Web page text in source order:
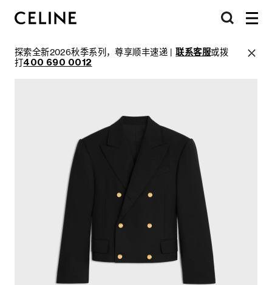
探索全新2026秋季系列，尊享顺丰速递 |联系客服或拨
打400 690 0012